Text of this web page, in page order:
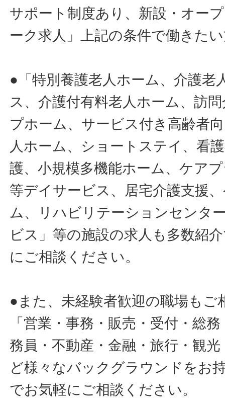
サポート制度あり、新設・オー
ーク求人」上記の条件で働きた
●「特別養護老人ホーム、介護老
ス、介護付有料老人ホーム、訪
プホーム、サービス付き高齢者
人ホーム、ショートステイ、看
護、小規模多機能ホーム、ケア
等デイサービス、居宅介護支援
ム、リハビリテーションセンタ
ビス」等の施設の求人も多数紹
にご相談ください。
●また、未経験者歓迎の職場もご
「営業・事務・販売・受付・総
務員・不動産・金融・旅行・観
ど様々なバックグラウンドをお
でお気軽にご相談ください。